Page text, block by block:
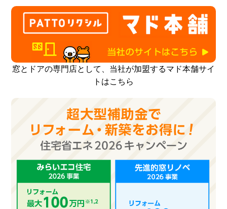
窓とドアの専門店として、当社が加盟するマド本舗サイ
トはこちら